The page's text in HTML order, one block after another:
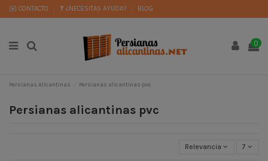
✉️ CONTACTO ❓ ¿NECESITAS AYUDA? BLOG
0
Persianas Alicantinas Persianas alicantinas pvc
Persianas alicantinas pvc
Relevancia 7